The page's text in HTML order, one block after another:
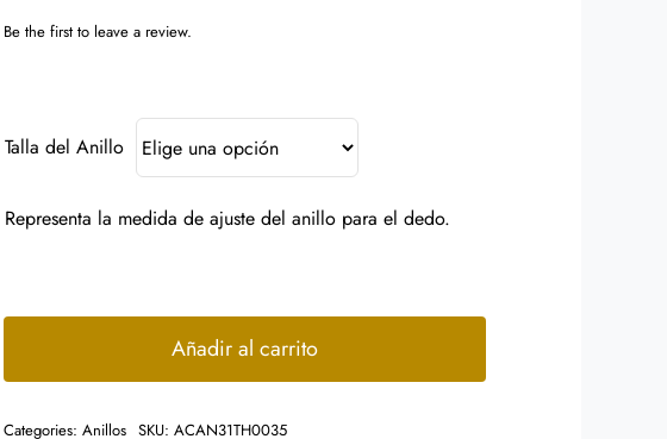
Be the first to leave a review.
Talla del Anillo
Representa la medida de ajuste del anillo para el dedo.
Negro
Añadir al carrito
Categories: Anillos SKU: ACAN31TH0035